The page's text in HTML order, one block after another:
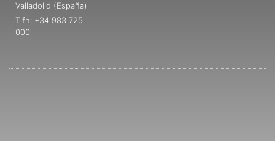
Valladolid (España)
Tlfn: +34 983 725
000